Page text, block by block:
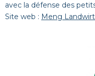
avec la défense des
Site web : Meng